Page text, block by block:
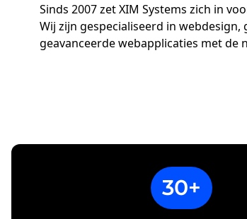
Sinds 2007 zet XIM Systems zich in
Wij zijn gespecialiseerd in
geavanceerde webapplicaties met de
30+